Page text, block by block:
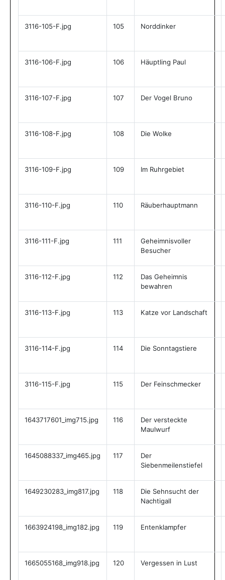
3116-105-F.jpg 105 Norddinker
3116-106-F.jpg 106 Häuptling Paul
3116-107-F.jpg 107 Der Vogel Bruno
3116-108-F.jpg 108 Die Wolke
3116-109-F.jpg 109 Im Ruhrgebiet
3116-110-F.jpg 110 Räuberhauptmann
3116-111-F.jpg 111
Geheimnisvoller
Besucher
3116-112-F.jpg 112
Das Geheimnis
bewahren
3116-113-F.jpg 113 Katze vor Landschaft
3116-114-F.jpg 114 Die Sonntagstiere
3116-115-F.jpg 115 Der Feinschmecker
1643717601_img715.jpg 116
Der versteckte
Maulwurf
1645088337_img465.jpg 117
Der
Siebenmeilenstiefel
1649230283_img817.jpg 118
Die Sehnsucht der
Nachtigall
1663924198_img182.jpg 119 Entenklampfer
1665055168_img918.jpg 120 Vergessen in Lust